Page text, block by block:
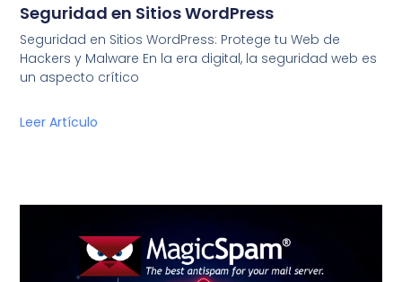
Seguridad en Sitios WordPress
Seguridad en Sitios WordPress: Protege tu Web de
Hackers y Malware En la era digital, la seguridad web es
un aspecto crítico
Leer Artículo